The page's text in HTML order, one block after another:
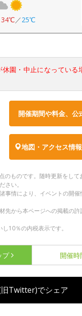
34℃／25℃
園・中止になってい
開催期間や料金、公
地図・アクセス情
のものです。随時更新をし
さい。
事情により、イベントの開
先から本ページへの掲載の
10％の内税表示です。
プ 開催
旧Twitter)でシェア